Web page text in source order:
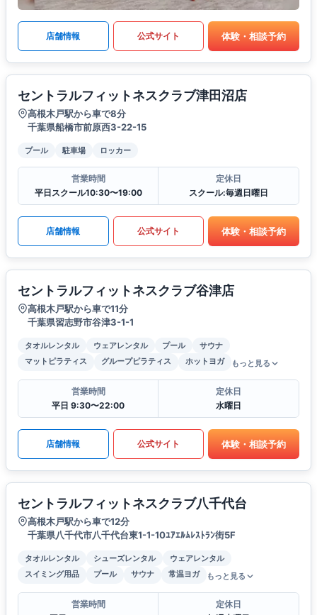
店舗情報 公式サイト 体験・相談予約
セントラルフィットネスクラブ津田沼店
高根木戸駅から車で8分
千葉県船橋市前原西3-22-15
プール 駐車場 ロッカー
営業時間
平日スクール10:30〜19:00
定休日
スクール:毎週日曜日
店舗情報 公式サイト 体験・相談予約
セントラルフィットネスクラブ谷津店
高根木戸駅から車で11分
千葉県習志野市谷津3-1-1
タオルレンタル ウェアレンタル プール
サウナ
マットピラティス
グループピラティス ホットヨガ もっと見る
営業時間
平日 9:30〜22:00
定休日
水曜日
店舗情報 公式サイト 体験・相談予約
セントラルフィットネスクラブ八千代台
高根木戸駅から車で12分
千葉県八千代市八千代台東1-1-10ﾕｱｴﾙﾑﾚｽﾄﾗﾝ街5F
タオルレンタル シューズレンタル
ウェアレンタル
スイミング用品
プール サウナ 常温ヨガ もっと見る
営業時間
定休日